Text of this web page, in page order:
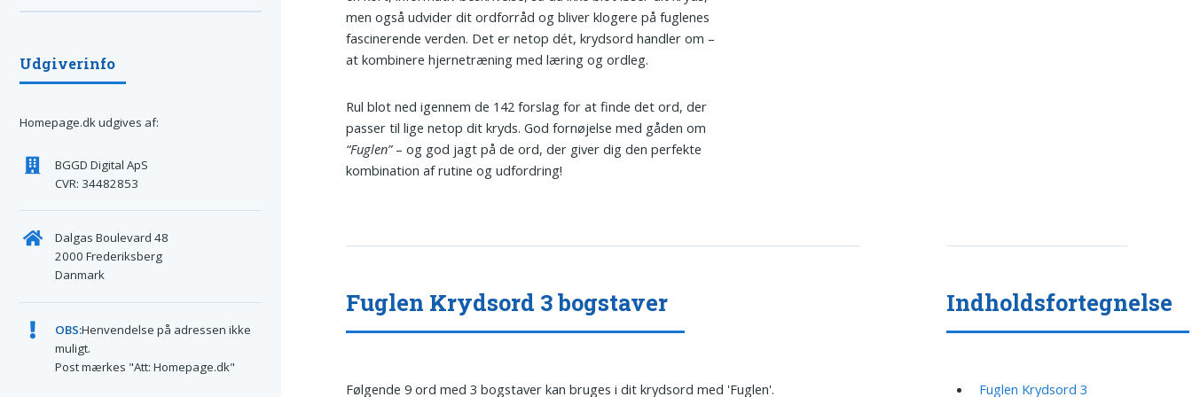
men også udvider dit ordforråd og bliver klogere på fuglenes
fascinerende verden. Det er netop dét, krydsord handler om –
at kombinere hjernetræning med læring og ordleg.
Rul blot ned igennem de 142 forslag for at finde det ord, der
passer til lige netop dit kryds. God fornøjelse med gåden om
“Fuglen”– og god jagt på de ord, der giver dig den perfekte
kombination af rutine og udfordring!
Fuglen Krydsord 3 bogstaver
Følgende 9 ord med 3 bogstaver kan bruges i dit krydsord med 'Fuglen'.
Indholdsfortegnelse
Fuglen Krydsord 3
Udgiverinfo
Homepage.dk udgives af:
BGGD Digital ApS
CVR: 34482853
Dalgas Boulevard 48
2000 Frederiksberg
Danmark
OBS:Henvendelse på adressen ikke
muligt.
Post mærkes "Att: Homepage.dk"